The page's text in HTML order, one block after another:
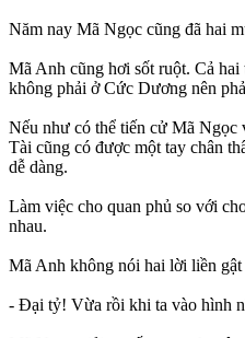
Năm nay Mã Ngọc cũng đã hai
Mã Anh cũng hơi sốt ruột. Cả
không phải ở Cức Dương nên
Nếu như có thể tiến cử Mã
Tài cũng có được một tay chân
dễ dàng.
Làm việc cho quan phủ so với
nhau.
Mã Anh không nói hai lời liền gật
- Đại tỷ! Vừa rồi khi ta vào hình